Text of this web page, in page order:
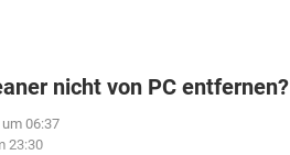
nicht von PC entfernen?
06:37
23:30